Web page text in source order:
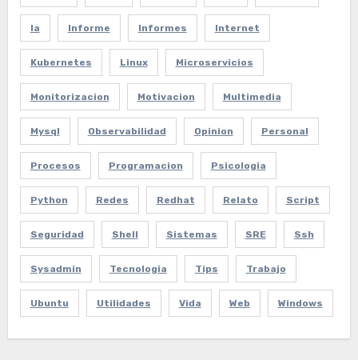
Ia Informe Informes Internet
Kubernetes Linux Microservicios
Monitorizacion Motivacion Multimedia
Mysql Observabilidad Opinion Personal
Procesos Programacion Psicologia
Python Redes Redhat Relato Script
Seguridad Shell Sistemas SRE Ssh
Sysadmin Tecnologia Tips Trabajo
Ubuntu Utilidades Vida Web Windows